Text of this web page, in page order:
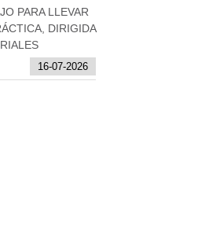
PARA LLEVAR
DIRIGIDA
16-07-2026